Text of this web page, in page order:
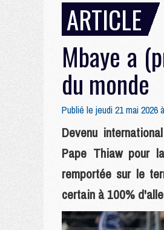
ARTICLE
Mbaye a
du monde
Publié le jeudi 21 mai 2026
Devenu
Pape Thiaw pour
remportée sur le
certain à 100%